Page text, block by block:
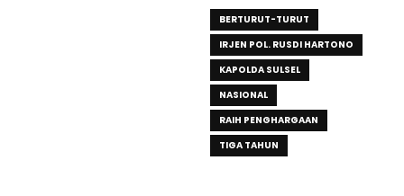
BERTURUT-TURUT
IRJEN POL. RUSDI HARTONO
KAPOLDA SULSEL
NASIONAL
RAIH PENGHARGAAN
TIGA TAHUN